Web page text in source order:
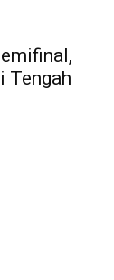
Tengah